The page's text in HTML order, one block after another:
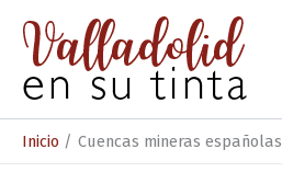
contenido
Inicio Cuencas mineras españolas